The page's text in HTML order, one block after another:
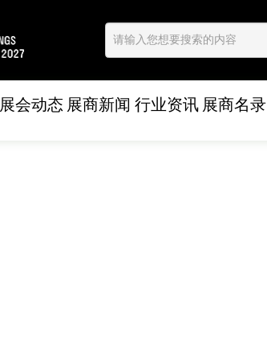
展会动态 展商新闻 行业资讯 展商名录